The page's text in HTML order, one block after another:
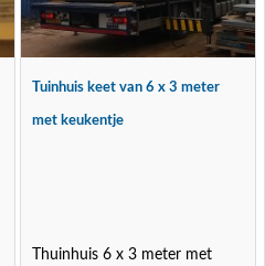
Tuinhuis keet van 6 x 3 meter
met keukentje
Thuinhuis 6 x 3 meter met